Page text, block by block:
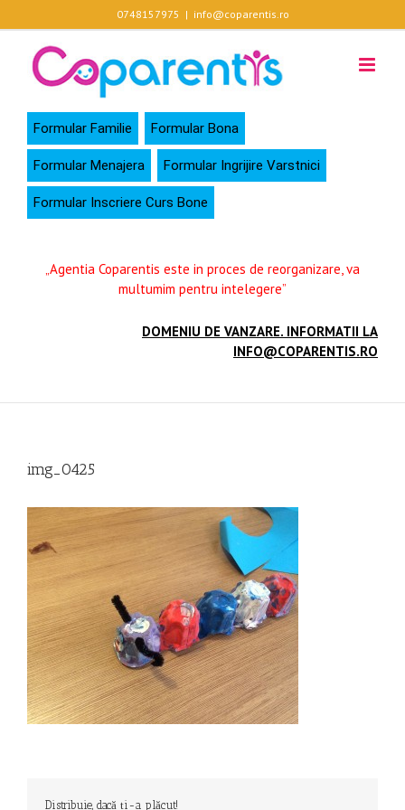
to
content
0748157975 | info@coparentis.ro
Formular Familie Formular Bona
Formular Menajera Formular Ingrijire Varstnici
Formular Inscriere Curs Bone
„Agentia Coparentis este in proces de reorganizare, va
multumim pentru intelegere”
DOMENIU DE VANZARE. INFORMATII LA
INFO@COPARENTIS.RO
img_0425
Distribuie, dacă ți-a plăcut!